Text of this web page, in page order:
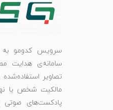
سرویس کدومو به
سامانه‌ی هدایت
تصاویر
مالکیت شخص یا
پادکست‌های صوتی